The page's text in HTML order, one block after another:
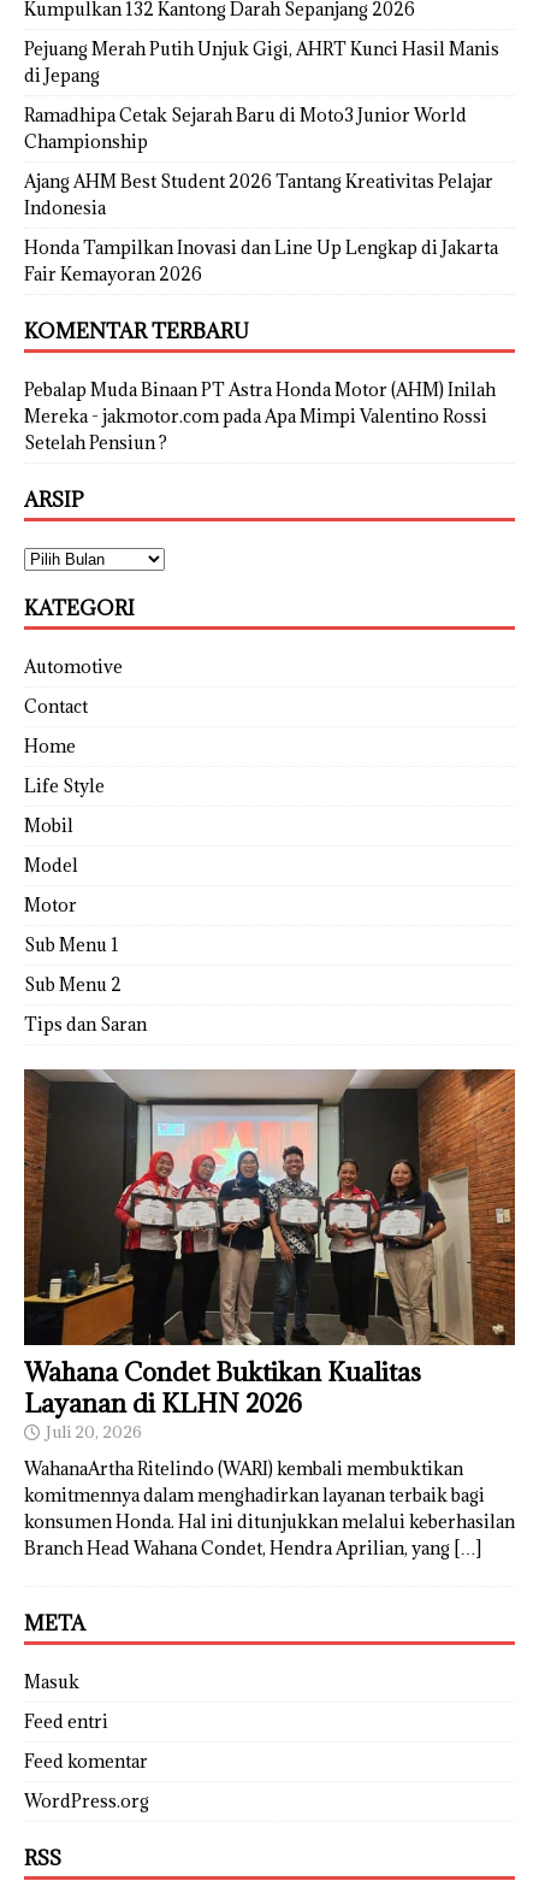
Kumpulkan 132 Kantong Darah Sepanjang 2026
Pejuang Merah Putih Unjuk Gigi, AHRT Kunci Hasil Manis
di Jepang
Ramadhipa Cetak Sejarah Baru di Moto3 Junior World
Championship
Ajang AHM Best Student 2026 Tantang Kreativitas Pelajar
Indonesia
Honda Tampilkan Inovasi dan Line Up Lengkap di Jakarta
Fair Kemayoran 2026
KOMENTAR TERBARU
Pebalap Muda Binaan PT Astra Honda Motor (AHM) Inilah
Mereka - jakmotor.compada Apa Mimpi Valentino Rossi
Setelah Pensiun ?
ARSIP
KATEGORI
Automotive
Contact
Home
Life Style
Mobil
Model
Motor
Sub Menu 1
Sub Menu 2
Tips dan Saran
Wahana Condet Buktikan Kualitas
Layanan di KLHN 2026
Juli 20, 2026
WahanaArtha Ritelindo (WARI) kembali membuktikan
komitmennya dalam menghadirkan layanan terbaik bagi
konsumen Honda. Hal ini ditunjukkan melalui keberhasilan
Branch Head Wahana Condet, Hendra Aprilian, yang […]
META
Masuk
Feed entri
Feed komentar
WordPress.org
RSS